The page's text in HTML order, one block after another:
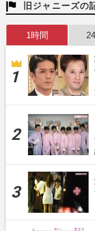
旧ジャニーズの
1時間